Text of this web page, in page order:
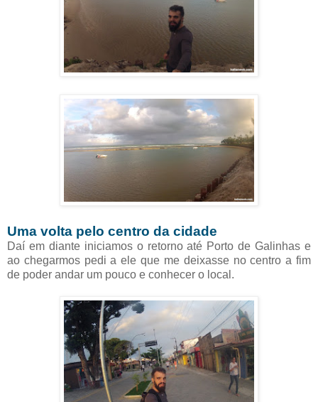
Uma volta pelo centro da cidade
Daí em diante iniciamos o retorno até Porto de Galinhas e
ao chegarmos pedi a ele que me deixasse no centro a fim
de poder andar um pouco e conhecer o local.